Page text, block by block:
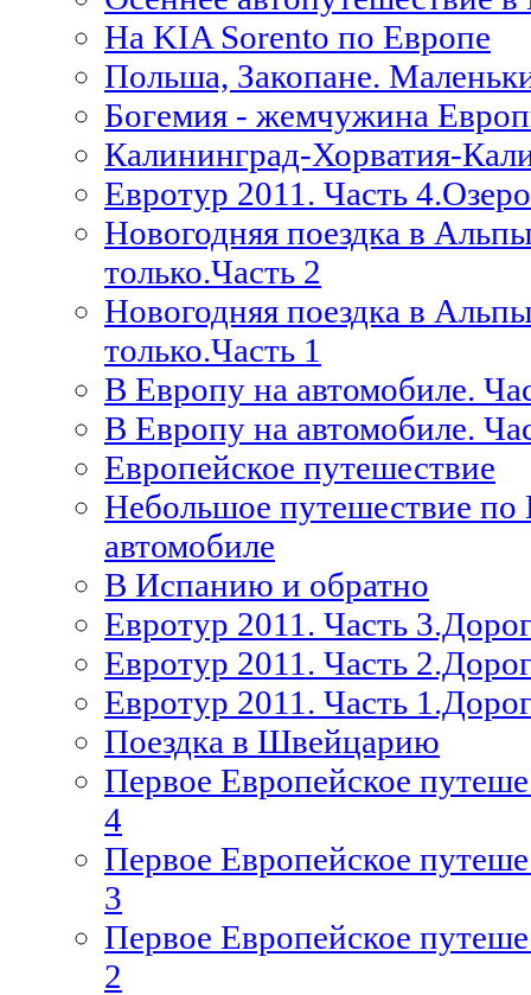
На KIA Sorento по Европе
Польша, Закопане.
Богемия - жемчужина
Калининград-Хорватия-
Евротур 2011. Часть
Новогодняя поездка в
только.Часть 2
Новогодняя поездка в
только.Часть 1
В Европу на автомобиле.
В Европу на автомобиле.
Европейское путешествие
Небольшое путешествие
автомобиле
В Испанию и обратно
Евротур 2011. Часть
Евротур 2011. Часть
Евротур 2011. Часть
Поездка в Швейцарию
Первое Европейское
4
Первое Европейское
3
Первое Европейское
2